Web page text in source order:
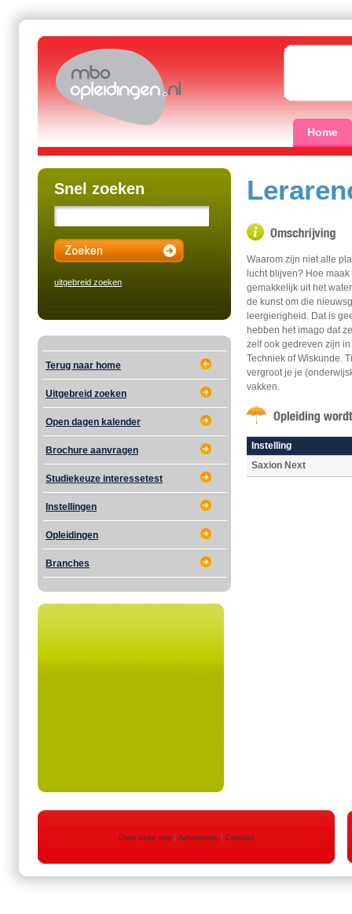
Home
Snel zoeken
uitgebreid zoeken
Terug naar home
Uitgebreid zoeken
Open dagen kalender
Brochure aanvragen
Studiekeuze interessetest
Instellingen
Opleidingen
Branches
Waarom zijn niet alle
lucht blijven? Hoe
gemakkelijk uit het
de kunst om die
leergierigheid. Dat is
hebben het imago dat
zelf ook gedreven zijn
Techniek of Wiskunde.
vergroot je je
vakken.
Instelling
Saxion Next
Over deze site Adverteren Contact